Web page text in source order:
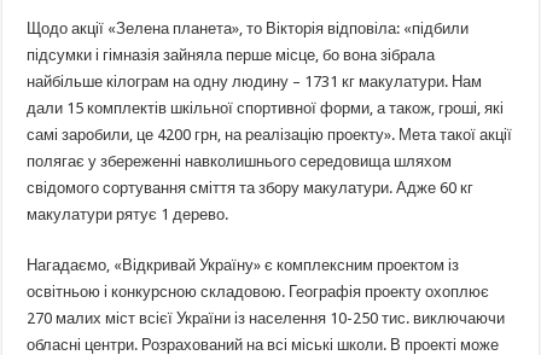
Щодо акції «Зелена планета», то Вікторія відповіла: «підбили
підсумки і гімназія зайняла перше місце, бо вона зібрала
найбільше кілограм на одну людину – 1731 кг макулатури. Нам
дали 15 комплектів шкільної спортивної форми, а також, гроші, які
самі заробили, це 4200 грн, на реалізацію проекту». Мета такої акції
полягає у збереженні навколишнього середовища шляхом
свідомого сортування сміття та збору макулатури. Адже 60 кг
макулатури рятує 1 дерево.
Нагадаємо, «Відкривай Україну» є комплексним проектом із
освітньою і конкурсною складовою. Географія проекту охоплює
270 малих міст всієї України із населення 10-250 тис. виключаючи
обласні центри. Розрахований на всі міські школи. В проекті може